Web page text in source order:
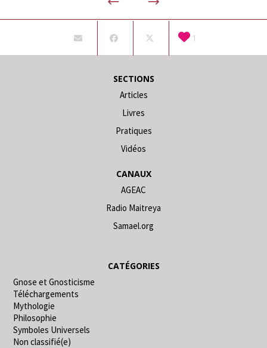
1
SECTIONS
Articles
Livres
Pratiques
Vidéos
CANAUX
AGEAC
Radio Maitreya
Samael.org
CATÉGORIES
Gnose et Gnosticisme
Téléchargements
Mythologie
Philosophie
Symboles Universels
Non classifié(e)